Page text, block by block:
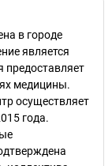
в городе
является
предоставляет
медицины.
осуществляет
года.